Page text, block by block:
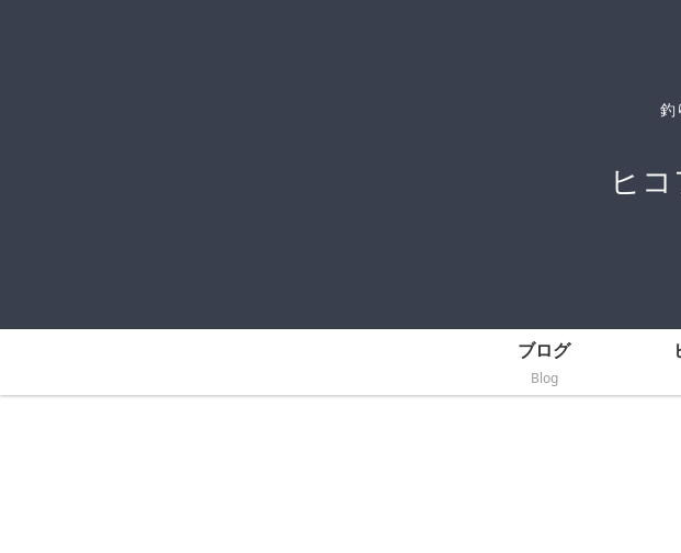
釣
ヒ
ブログ
Blog